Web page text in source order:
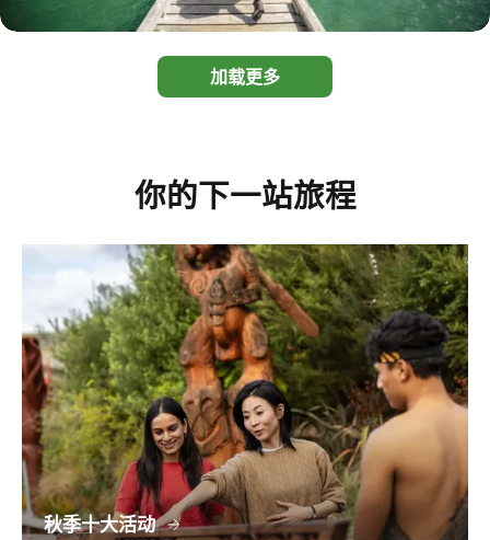
加载更多
你的下一站旅程
秋季十大活动